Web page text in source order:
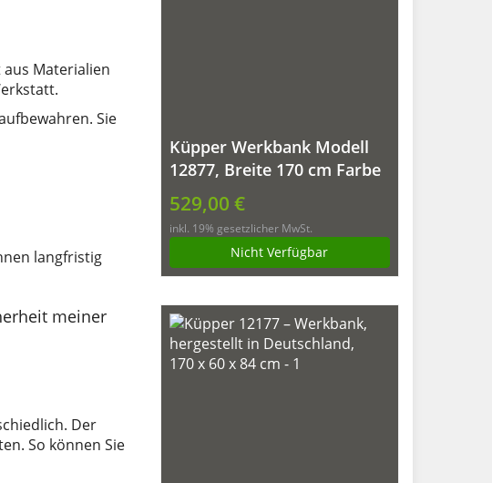
Materialien
Sie
langfristig
meiner
Der
So können Sie
Küpper Werkbank Modell
12877, Breite 170 cm Farbe
ultramarinblau
529,00 €
inkl. 19% gesetzlicher MwSt.
Nicht Verfügbar